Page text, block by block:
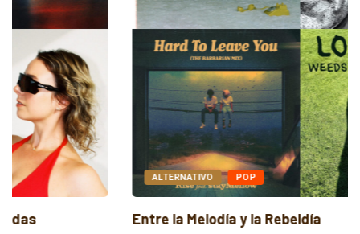
ALTERNATIVO POP
Entre la Melodía y la Rebeldía